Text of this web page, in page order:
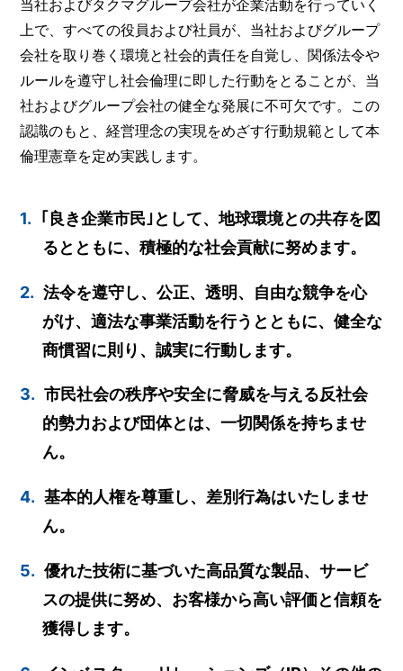
当社およびタクマグループ会社が企業活動を行っていく
上で、すべての役員および社員が、当社およびグループ
会社を取り巻く環境と社会的責任を自覚し、関係法令や
ルールを遵守し社会倫理に即した行動をとることが、当
社およびグループ会社の健全な発展に不可欠です。この
認識のもと、経営理念の実現をめざす行動規範として本
倫理憲章を定め実践します。
1.
｢良き企業市民｣として、地球環境との共存を図
るとともに、積極的な社会貢献に努めます。
2. 法令を遵守し、公正、透明、自由な競争を心
がけ、適法な事業活動を行うとともに、健全な
商慣習に則り、誠実に行動します。
3. 市民社会の秩序や安全に脅威を与える反社会
的勢力および団体とは、一切関係を持ちませ
ん。
4. 基本的人権を尊重し、差別行為はいたしませ
ん。
5. 優れた技術に基づいた高品質な製品、サービ
スの提供に努め、お客様から高い評価と信頼を
獲得します。